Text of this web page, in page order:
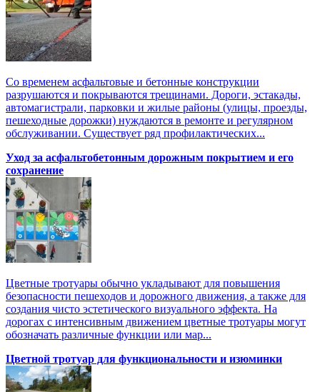
Со временем асфальтовые и бетонные конструкции
разрушаются и покрываются трещинами. Дороги, эстакады,
автомагистрали, парковки и жилые районы (улицы, проезды,
пешеходные дорожки) нуждаются в ремонте и регулярном
обслуживании. Существует ряд профилактических...
Уход за асфальтобетонным дорожным покрытием и его
сохранение
Цветные тротуары обычно укладывают для повышения
безопасности пешеходов и дорожного движения, а также для
создания чисто эстетического визуального эффекта. На
дорогах с интенсивным движением цветные тротуары могут
обозначать различные функции или мар...
Цветной тротуар для функциональности и изюминки